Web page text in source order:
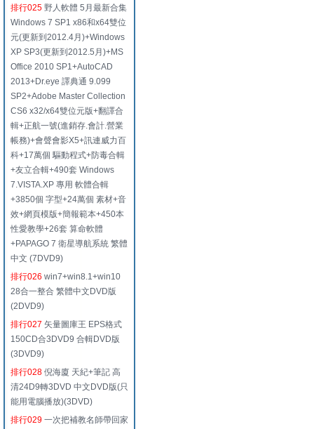
排行025 野人軟體 5月最新合集
Windows 7 SP1 x86和x64雙位
元(更新到2012.4月)+Windows
XP SP3(更新到2012.5月)+MS
Office 2010 SP1+AutoCAD
2013+Dr.eye 譯典通 9.099
SP2+Adobe Master Collection
CS6 x32/x64雙位元版+翻譯合
輯+正航一號(進銷存.會計.營業
帳務)+會聲會影X5+訊連威力百
科+17萬個 驅動程式+防毒合輯
+友立合輯+490套 Windows
7.VISTA.XP 專用 軟體合輯
+3850個 字型+24萬個 素材+音
效+網頁模版+簡報範本+450本
性愛教學+26套 算命軟體
+PAPAGO 7 衛星導航系統 繁體
中文 (7DVD9)
排行026 win7+win8.1+win10
28合一整合 繁體中文DVD版
(2DVD9)
排行027 矢量圖庫王 EPS格式
150CD合3DVD9 合輯DVD版
(3DVD9)
排行028 倪海廈 天紀+筆記 高
清24D9轉3DVD 中文DVD版(只
能用電腦播放)(3DVD)
排行029 一次把補教名師帶回家